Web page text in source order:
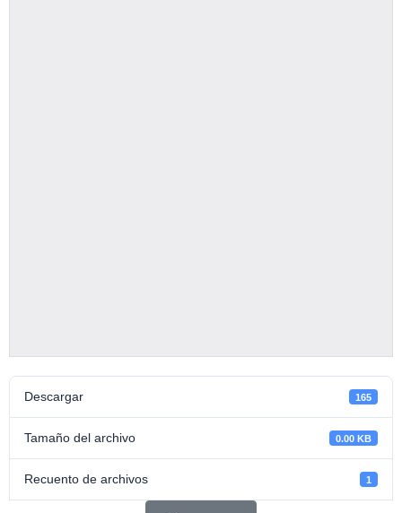
Descargar 165
Tamaño del archivo 0.00 KB
Recuento de archivos 1